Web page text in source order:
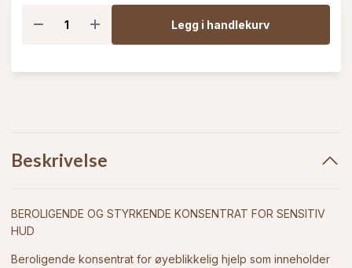
Legg i handlekurv
Beskrivelse
BEROLIGENDE OG STYRKENDE KONSENTRAT FOR SENSITIV
HUD
Beroligende konsentrat for øyeblikkelig hjelp som inneholder